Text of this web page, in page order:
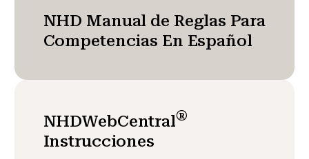
NHD Manual de Reglas Para
Competencias En Español
NHDWebCentral®
Instrucciones